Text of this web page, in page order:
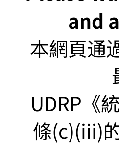
and
本網頁通
UDRP《
條(c)(iii)